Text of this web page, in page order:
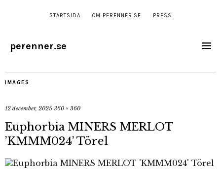
STARTSIDA OM PERENNER.SE PRESS
perenner.se
IMAGES
12 december, 2025 360 × 360
Euphorbia MINERS MERLOT
’KMMM024’ Törel